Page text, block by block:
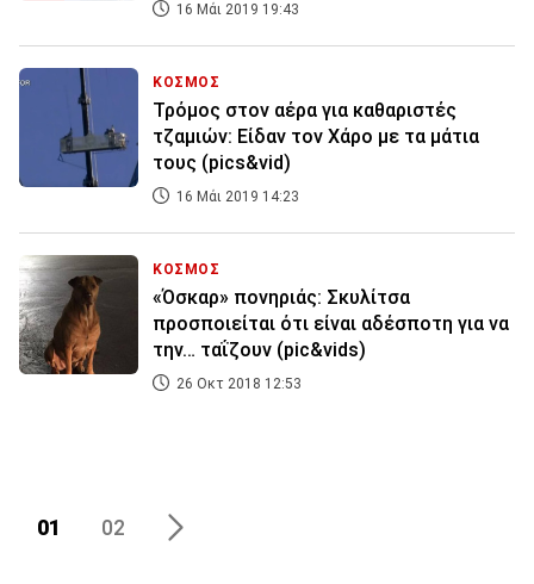
16 Μάι 2019 19:43
ΚΟΣΜΟΣ
Τρόμος στον αέρα για καθαριστές
τζαμιών: Είδαν τον Χάρο με τα μάτια
τους (pics&vid)
16 Μάι 2019 14:23
ΚΟΣΜΟΣ
«Όσκαρ» πονηριάς: Σκυλίτσα
προσποιείται ότι είναι αδέσποτη για να
την… ταΐζουν (pic&vids)
26 Οκτ 2018 12:53
01 02